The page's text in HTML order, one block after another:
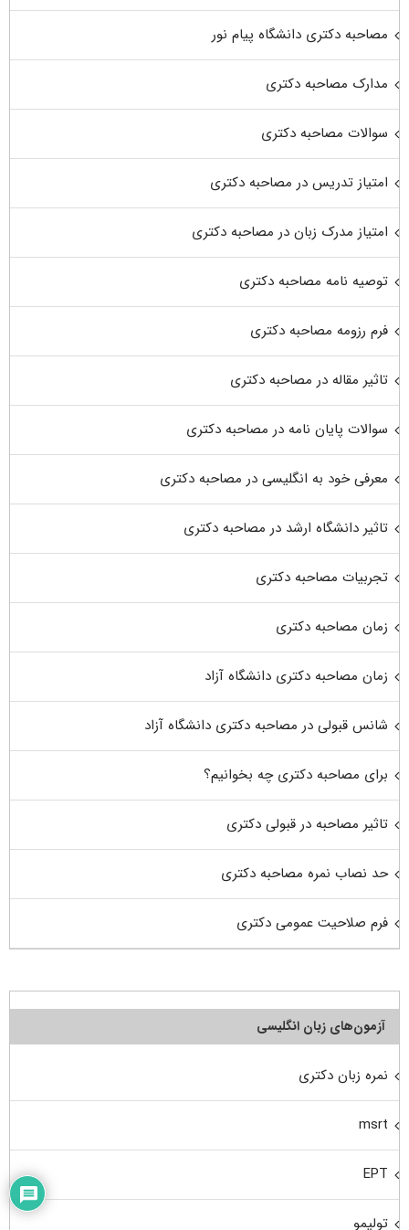
مصاحبه دکتری دانشگاه پیام نور
مدارک مصاحبه دکتری
سوالات مصاحبه دکتری
امتیاز تدریس در مصاحبه دکتری
امتیاز مدرک زبان در مصاحبه دکتری
توصیه نامه مصاحبه دکتری
فرم رزومه مصاحبه دکتری
تاثیر مقاله در مصاحبه دکتری
سوالات پایان نامه در مصاحبه دکتری
معرفی خود به انگلیسی در مصاحبه دکتری
تاثیر دانشگاه ارشد در مصاحبه دکتری
تجربیات مصاحبه دکتری
زمان مصاحبه دکتری
زمان مصاحبه دکتری دانشگاه آزاد
شانس قبولی در مصاحبه دکتری دانشگاه آزاد
برای مصاحبه دکتری چه بخوانیم؟
تاثیر مصاحبه در قبولی دکتری
حد نصاب نمره مصاحبه دکتری
فرم صلاحیت عمومی دکتری
آزمون‌های زبان انگلیسی
نمره زبان دکتری
msrt
EPT
تولیمو